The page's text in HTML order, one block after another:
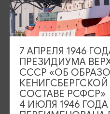
ИЩИТЕ ТАКЖЕ НА
Серебряное ожерелье
Туры и экскурсии
Сувениры
Гостевая
7 АПРЕЛЯ 1946
ПРЕЗИДИУМА
СССР «ОБ
СОСТАВЕ РСФСР»
4 ИЮЛЯ 1946